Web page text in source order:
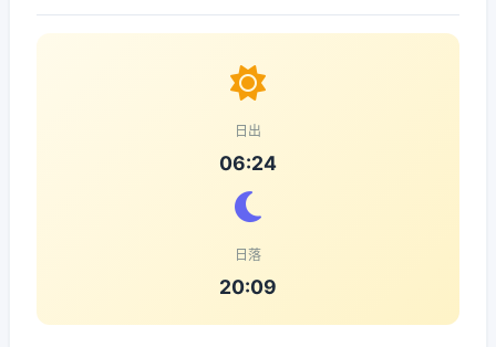
日出
06:24
日落
20:09